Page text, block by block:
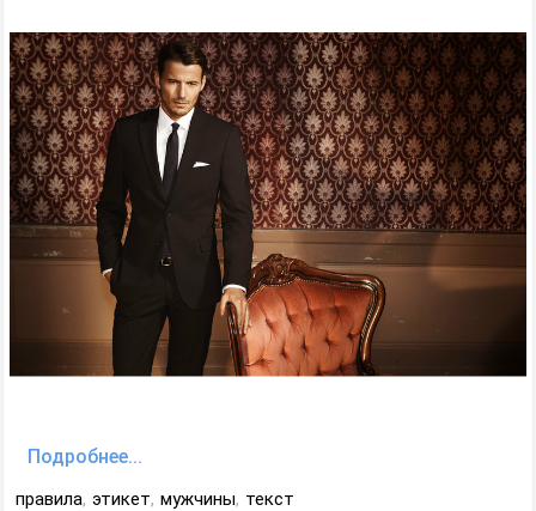
Подробнее...
правила, этикет, мужчины, текст